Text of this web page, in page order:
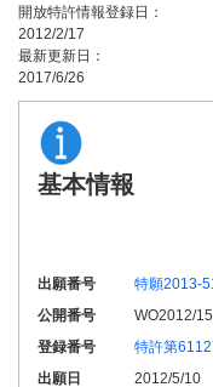
開放特許情報登録日：
2012/2/17
最新更新日：
2017/6/26
基本情報
出願番号
特願2013-
公開番号
WO2012/
登録番号
特許第
出願日
2012/5/10